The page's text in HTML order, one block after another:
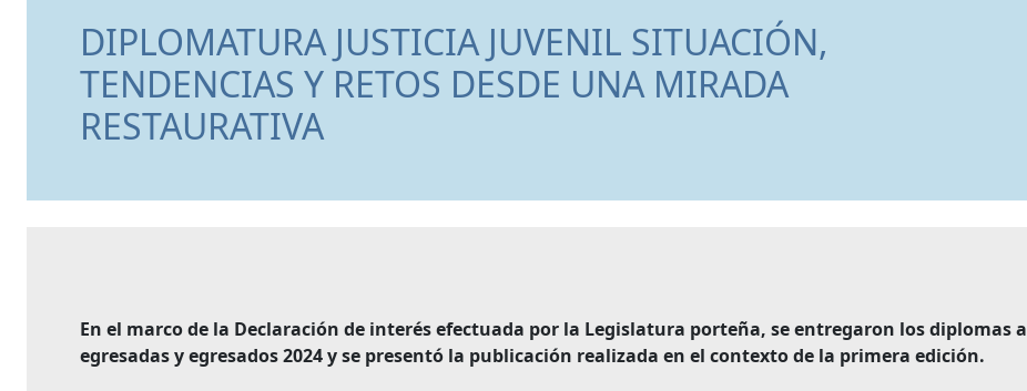
DIPLOMATURA JUSTICIA JUVENIL SITUACIÓN,
TENDENCIAS Y RETOS DESDE UNA MIRADA
RESTAURATIVA
En el marco de la Declaración de interés efectuada por la Legislatura porteña, se entregaron los diplomas a
egresadas y egresados 2024 y se presentó la publicación realizada en el contexto de la primera edición.